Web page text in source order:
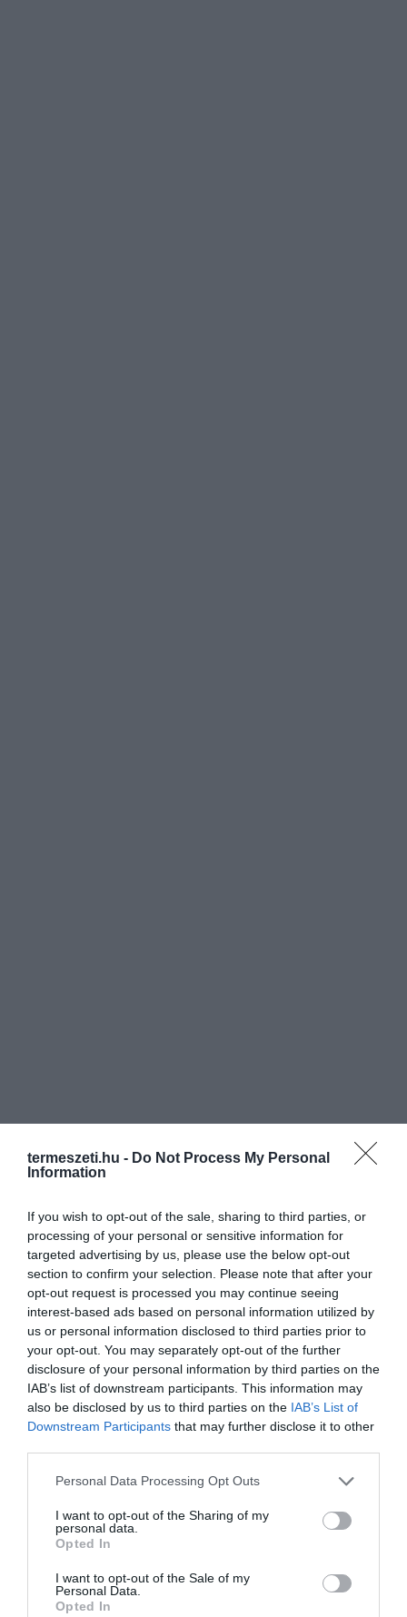
termeszeti.hu - Do Not Process My Personal
Information
If you wish to opt-out of the sale, sharing to third parties, or
processing of your personal or sensitive information for
targeted advertising by us, please use the below opt-out
section to confirm your selection. Please note that after your
opt-out request is processed you may continue seeing
interest-based ads based on personal information utilized by
us or personal information disclosed to third parties prior to
your opt-out. You may separately opt-out of the further
disclosure of your personal information by third parties on the
IAB’s list of downstream participants. This information may
also be disclosed by us to third parties on the IAB’s List of
Downstream Participants that may further disclose it to other
Please note that this website/app uses one or more Google
not limited to your visit or usage behaviour. You may click to
grant or deny consent to Google and its third-party tags to
use your data for below specified purposes in below Google
consent section.
Personal Data Processing Opt Outs
I want to opt-out of the Sharing of my
personal data.
Opted In
I want to opt-out of the Sale of my
Personal Data.
Opted In